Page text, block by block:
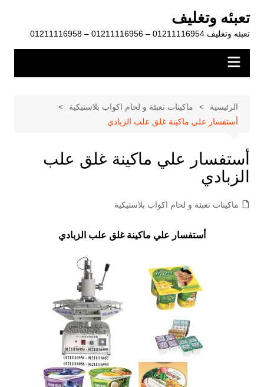
المحتوى
تعبئه وتغليف
تعبئه وتغليف 01211116954 – 01211116956 – 01211116958
الرئيسية
ماكينات تعبئة و لحام اكواب بلاستيكية
أستفسار علي ماكينة غلق علب الزبادي
أستفسار علي ماكينة غلق علب
الزبادي
ماكينات تعبئة و لحام اكواب بلاستيكية
أستفسار علي ماكينة غلق علب الزبادي